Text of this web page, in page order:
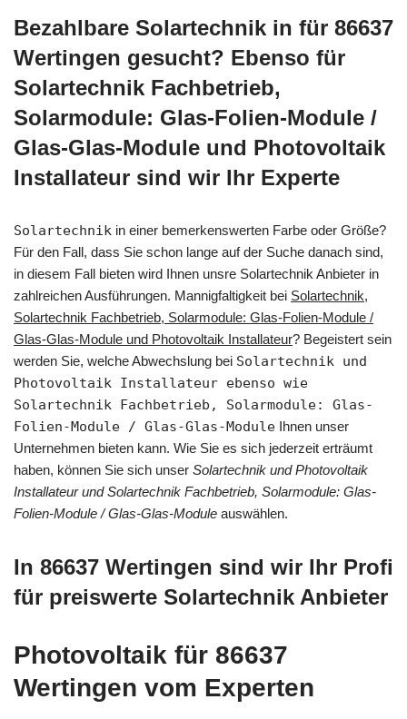
Bezahlbare Solartechnik in für 86637
Wertingen gesucht? Ebenso für
Solartechnik Fachbetrieb,
Solarmodule: Glas-Folien-Module /
Glas-Glas-Module und Photovoltaik
Installateur sind wir Ihr Experte
Solartechnik in einer bemerkenswerten Farbe oder Größe?
Für den Fall, dass Sie schon lange auf der Suche danach sind,
in diesem Fall bieten wird Ihnen unsre Solartechnik Anbieter in
zahlreichen Ausführungen. Mannigfaltigkeit bei Solartechnik,
Solartechnik Fachbetrieb, Solarmodule: Glas-Folien-Module /
Glas-Glas-Module und Photovoltaik Installateur? Begeistert sein
werden Sie, welche Abwechslung bei Solartechnik und
Photovoltaik Installateur ebenso wie
Solartechnik Fachbetrieb, Solarmodule: Glas-
Folien-Module / Glas-Glas-Module Ihnen unser
Unternehmen bieten kann. Wie Sie es sich jederzeit erträumt
haben, können Sie sich unser Solartechnik und Photovoltaik
Installateur und Solartechnik Fachbetrieb, Solarmodule: Glas-
Folien-Module / Glas-Glas-Module auswählen.
In 86637 Wertingen sind wir Ihr Profi
für preiswerte Solartechnik Anbieter
Photovoltaik für 86637
Wertingen vom Experten